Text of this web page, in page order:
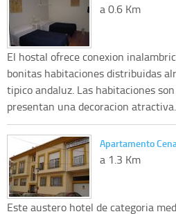
a 0.6 Km
El hostal ofrece conexion
bonitas habitaciones distribuidas
tipico andaluz. Las habitaciones
presentan una decoracion atractiva.
Apartamento
a 1.3 Km
Este austero hotel de categoria